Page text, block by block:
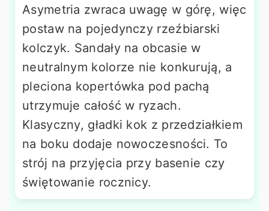
Asymetria zwraca uwagę w górę, więc
postaw na pojedynczy rzeźbiarski
kolczyk. Sandały na obcasie w
neutralnym kolorze nie konkurują, a
pleciona kopertówka pod pachą
utrzymuje całość w ryzach.
Klasyczny, gładki kok z przedziałkiem
na boku dodaje nowoczesności. To
strój na przyjęcia przy basenie czy
świętowanie rocznicy.